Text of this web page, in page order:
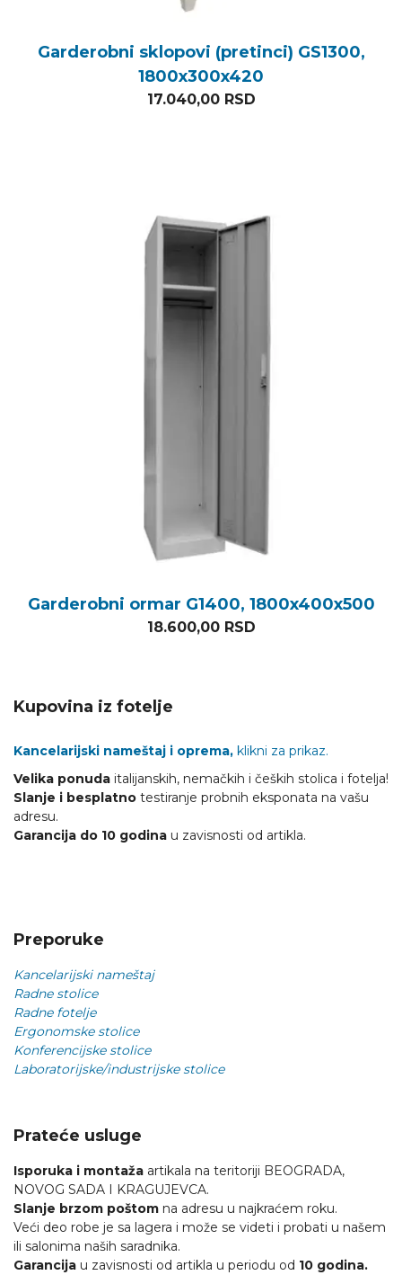
Garderobni sklopovi (pretinci) GS1300,
1800x300x420
17.040,00 RSD
Garderobni ormar G1400, 1800x400x500
18.600,00 RSD
Kupovina iz fotelje
Kancelarijski nameštaj i oprema, klikni za prikaz.
Velika ponuda italijanskih, nemačkih i čeških stolica i fotelja!
Slanje i besplatno testiranje probnih eksponata na vašu
adresu.
Garancija do 10 godina u zavisnosti od artikla.
Preporuke
Kancelarijski nameštaj
Radne stolice
Radne fotelje
Ergonomske stolice
Konferencijske stolice
Laboratorijske/industrijske stolice
Prateće usluge
Isporuka i montaža artikala na teritoriji BEOGRADA,
NOVOG SADA I KRAGUJEVCA.
Slanje brzom poštom na adresu u najkraćem roku.
Veći deo robe je sa lagera i može se videti i probati u našem
ili salonima naših saradnika.
Garancija u zavisnosti od artikla u periodu od 10 godina.